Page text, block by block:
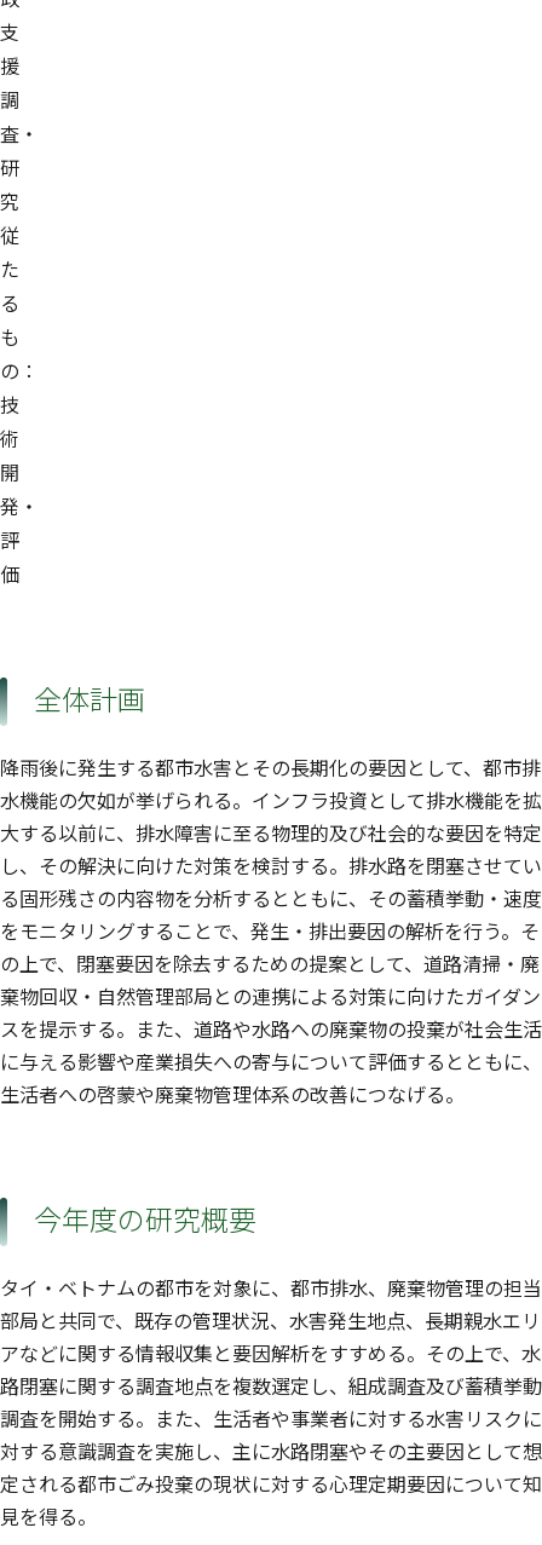
支
援
調
査・
研
究
従
た
る
も
の：
技
術
開
発・
評
価
全体計画
降雨後に発生する都市水害とその長期化の要因として、都市排
水機能の欠如が挙げられる。インフラ投資として排水機能を拡
大する以前に、排水障害に至る物理的及び社会的な要因を特定
し、その解決に向けた対策を検討する。排水路を閉塞させてい
る固形残さの内容物を分析するとともに、その蓄積挙動・速度
をモニタリングすることで、発生・排出要因の解析を行う。そ
の上で、閉塞要因を除去するための提案として、道路清掃・廃
棄物回収・自然管理部局との連携による対策に向けたガイダン
スを提示する。また、道路や水路への廃棄物の投棄が社会生活
に与える影響や産業損失への寄与について評価するとともに、
生活者への啓蒙や廃棄物管理体系の改善につなげる。
今年度の研究概要
タイ・ベトナムの都市を対象に、都市排水、廃棄物管理の担当
部局と共同で、既存の管理状況、水害発生地点、長期親水エリ
アなどに関する情報収集と要因解析をすすめる。その上で、水
路閉塞に関する調査地点を複数選定し、組成調査及び蓄積挙動
調査を開始する。また、生活者や事業者に対する水害リスクに
対する意識調査を実施し、主に水路閉塞やその主要因として想
定される都市ごみ投棄の現状に対する心理定期要因について知
見を得る。